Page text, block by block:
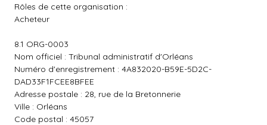
Rôles de cette organisation :
Acheteur
8.1 ORG-0003
Nom officiel : Tribunal administratif d'Orléans
Numéro d'enregistrement : 4A832020-B59E-5D2C-
DAD33F1FCEE8BFEE
Adresse postale : 28, rue de la Bretonnerie
Ville : Orléans
Code postal : 45057